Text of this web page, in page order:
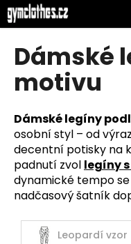
Přejít
na
obsah
Dámské
motivu
Dámské legíny
osobní styl – od
decentní potisky na
padnutí zvol legíny
dynamické tempo
nadčasový šatník
Leopardí vzor
K
o
C
o
p
o
t
ř
e
b
u